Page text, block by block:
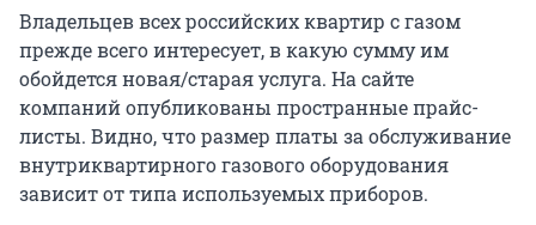
Владельцев всех российских квартир с газом
прежде всего интересует, в какую сумму им
обойдется новая/старая услуга. На сайте
компаний опубликованы пространные прайс-
листы. Видно, что размер платы за обслуживание
внутриквартирного газового оборудования
зависит от типа используемых приборов.